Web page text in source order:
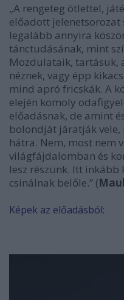
„A rengeteg ötlettel,
előadott
legalább annyira
tánctudásának, mint
Mozdulataik, tartásuk,
néznek, vagy épp
mind apró fricskák. A
elején komoly
előadásnak, de amint
bolondját járatják
hátra. Nem, most nem
világfájdalomban és
lesz részünk. Itt
csinálnak belőle.” (
Képek az előadásból: